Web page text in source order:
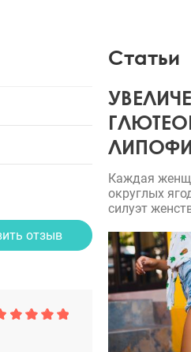
отзыв
Статьи
Каждая
округлых
силуэт